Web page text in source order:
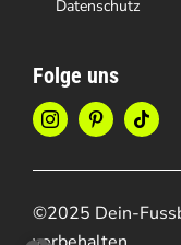
Datenschutz
Folge uns
©2025 Dein-